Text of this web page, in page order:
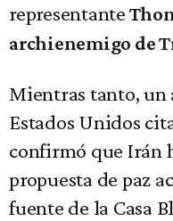
representante
archienemigo de
Mientras tanto,
Estados Unidos
confirmó que Irán
propuesta de paz
fuente de la Casa